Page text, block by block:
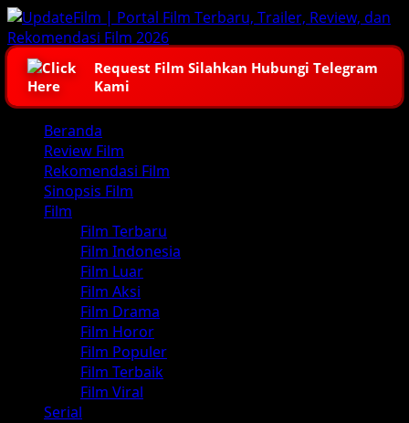
Skip
to
content
Request Film Silahkan Hubungi Telegram
Kami
Primary
Menu
Beranda
Review Film
Rekomendasi Film
Sinopsis Film
Film
Film Terbaru
Film Indonesia
Film Luar
Film Aksi
Film Drama
Film Horor
Film Populer
Film Terbaik
Film Viral
Serial